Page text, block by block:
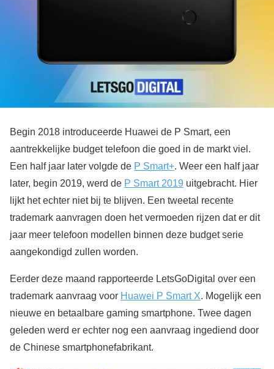
Begin 2018 introduceerde Huawei de P Smart, een
aantrekkelijke budget telefoon die goed in de markt viel.
Een half jaar later volgde de P Smart+. Weer een half jaar
later, begin 2019, werd de P Smart 2019 uitgebracht. Hier
lijkt het echter niet bij te blijven. Een tweetal recente
trademark aanvragen doen het vermoeden rijzen dat er dit
jaar meer telefoon modellen binnen deze budget serie
aangekondigd zullen worden.
Eerder deze maand rapporteerde LetsGoDigital over een
trademark aanvraag voor Huawei P Smart X. Mogelijk een
nieuwe en betaalbare gaming smartphone. Twee dagen
geleden werd er echter nog een aanvraag ingediend door
de Chinese smartphonefabrikant.